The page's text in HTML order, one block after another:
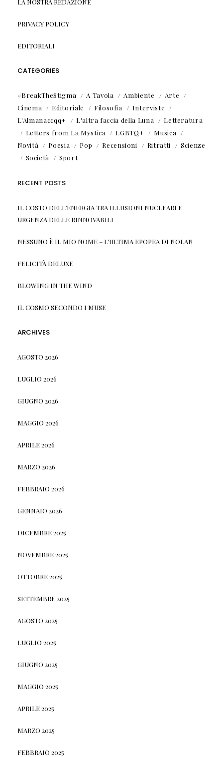
PRIVACY POLICY
EDITORIALI
CATEGORIES
#BreakTheStigma A Tavola Ambiente
Arte
Cinema
Editoriale Filosofia
Interviste
L'Almanaccqq+
L'altra faccia della Luna
Letteratura
Letters from La Mystica
LGBTQ+
Musica
Novità
Poesia Pop Recensioni Ritratti
Scienze
Società
Sport
RECENT POSTS
IL COSTO DELL’ENERGIA TRA ILLUSIONI NUCLEARI E
URGENZA DELLE RINNOVABILI
NESSUNO È IL MIO NOME – L’ULTIMA EPOPEA DI NOLAN
FELICITÀ DELUXE
BLOWING IN THE WIND
IL COSMO SECONDO I MUSE
ARCHIVES
AGOSTO 2026
LUGLIO 2026
GIUGNO 2026
MAGGIO 2026
APRILE 2026
MARZO 2026
FEBBRAIO 2026
GENNAIO 2026
DICEMBRE 2025
NOVEMBRE 2025
OTTOBRE 2025
SETTEMBRE 2025
AGOSTO 2025
LUGLIO 2025
GIUGNO 2025
MAGGIO 2025
APRILE 2025
MARZO 2025
FEBBRAIO 2025